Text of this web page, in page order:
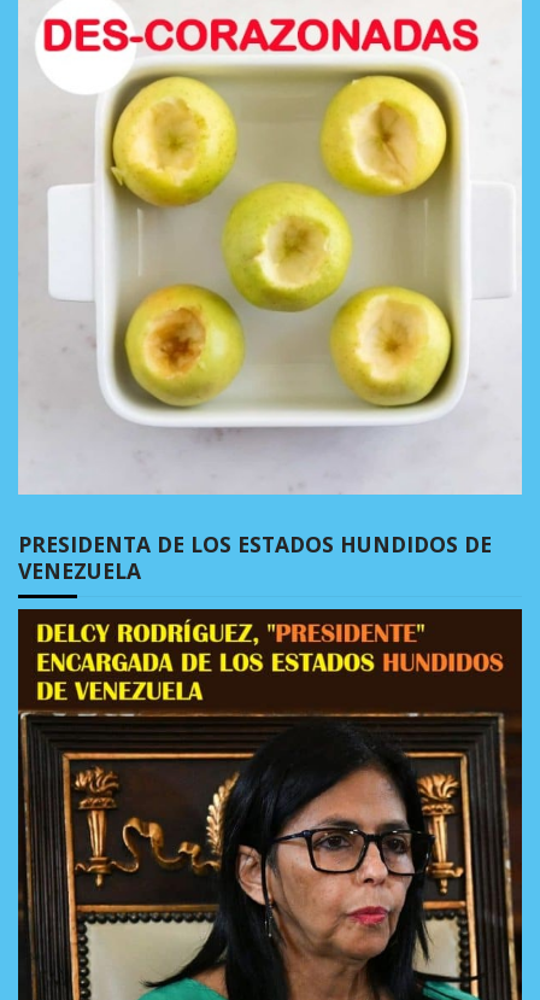
PRESIDENTA DE LOS ESTADOS HUNDIDOS DE
VENEZUELA